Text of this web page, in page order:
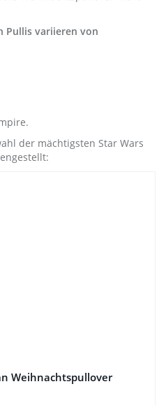
Pullis variieren von
der mächtigsten Star Wars
Weihnachtspullover